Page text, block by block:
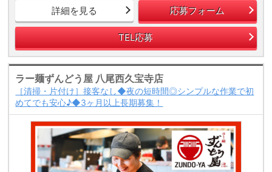
詳細を見る 応募フォーム
TEL応募
ラー麺ずんどう屋 八尾西久宝寺店
［清掃・片付け］接客なし◆夜の短時間◎シンプルな作業で初
めてでも安心♪◆3ヶ月以上長期募集！